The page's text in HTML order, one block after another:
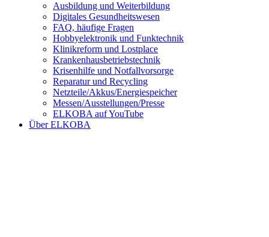
Ausbildung und Weiterbildung
Digitales Gesundheitswesen
FAQ, häufige Fragen
Hobbyelektronik und Funktechnik
Klinikreform und Lostplace
Krankenhausbetriebstechnik
Krisenhilfe und Notfallvorsorge
Reparatur und Recycling
Netzteile/Akkus/Energiespeicher
Messen/Ausstellungen/Presse
ELKOBA auf YouTube
Über ELKOBA